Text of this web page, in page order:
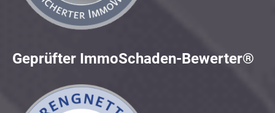
Geprüfter ImmoSchaden-Bewerter®